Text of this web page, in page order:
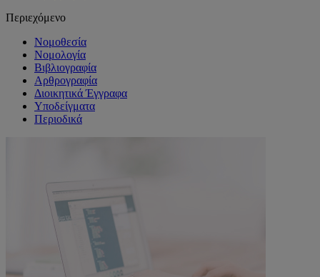
Περιεχόμενο
Νομοθεσία
Νομολογία
Βιβλιογραφία
Αρθρογραφία
Διοικητικά Έγγραφα
Υποδείγματα
Περιοδικά